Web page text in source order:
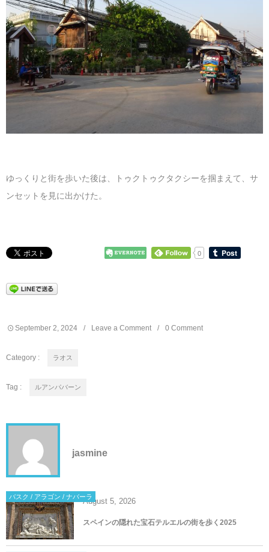
ゆっくりと街を歩いた後は、トゥクトゥクタクシーを掴まえて、サ
ンセットを見に出かけた。
0
September 2 2024 Leave a Comment 0 Comment
Category : ラオス
Tag : ルアンパバーン
jasmine
バスク / アラゴン / ナバーラAugust 5, 2026
スペインの隠れた宝石テルエルの街を歩く2025